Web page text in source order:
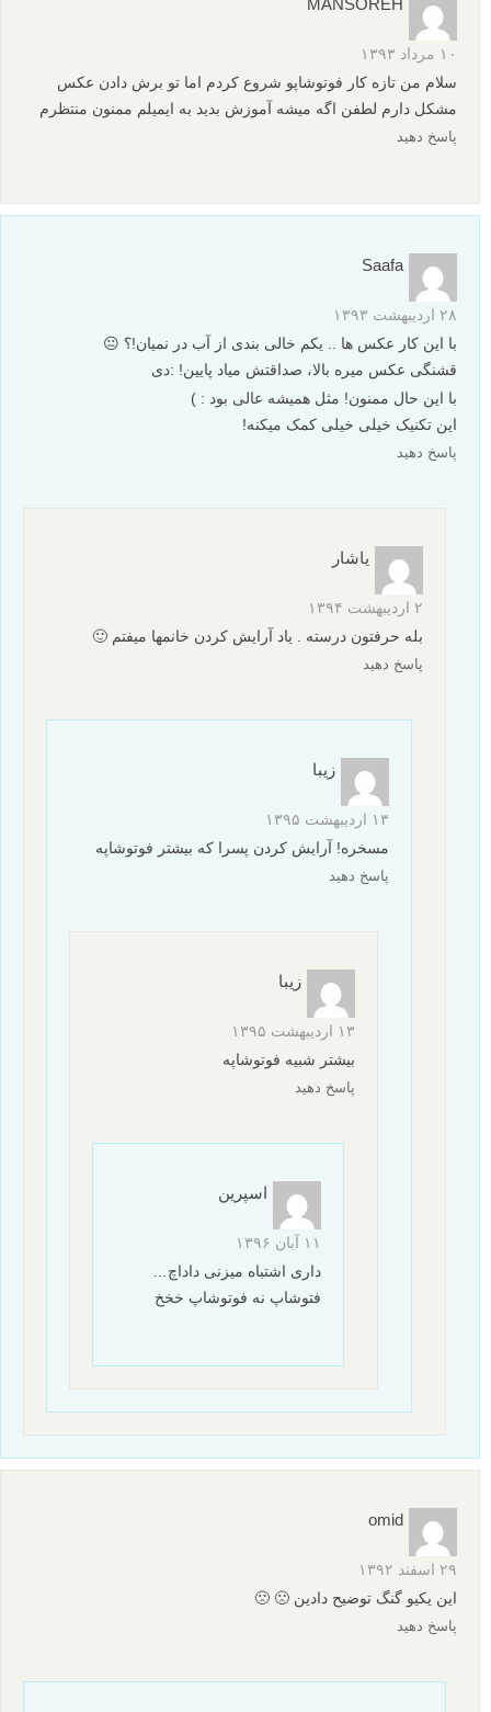
۱۰ مرداد ۱۳۹۳
سلام من تازه کار فوتوشاپو شروع کردم اما تو برش دادن عکس
مشکل دارم لطفن اگه میشه آموزش بدید به ایمیلم ممنون منتظرم
پاسخ دهید
Saafa
۲۸ اردیبهشت ۱۳۹۳
با این کار عکس ها .. یکم خالی بندی از آب در نمیان!؟ 😐
قشنگی عکس میره بالا، صداقتش میاد پایین! :دی
با این حال ممنون! مثل همیشه عالی بود : )
این تکنیک خیلی خیلی کمک میکنه!
پاسخ دهید
یاشار
۲ اردیبهشت ۱۳۹۴
بله حرفتون درسته . یاد آرایش کردن خانمها میفتم 🙂
پاسخ دهید
زیبا
۱۳ اردیبهشت ۱۳۹۵
مسخره! آرایش کردن پسرا که بیشتر فوتوشاپه
پاسخ دهید
زیبا
۱۳ اردیبهشت ۱۳۹۵
بیشتر شبیه فوتوشاپه
پاسخ دهید
اسپرین
۱۱ آبان ۱۳۹۶
داری اشتباه میزنی داداچ…
فتوشاپ نه فوتوشاپ خخخ
omid
۲۹ اسفند ۱۳۹۲
این یکیو گنگ توضیح دادین 🙁 🙁
پاسخ دهید